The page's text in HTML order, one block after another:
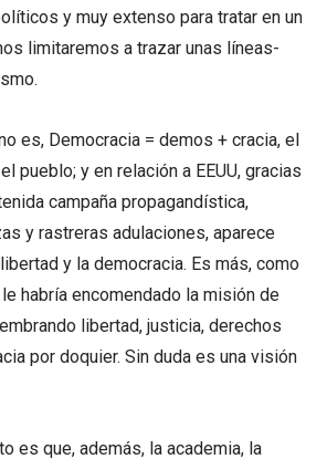
y muy extenso para tratar en un
limitaremos a trazar unas líneas-
es, Democracia = demos + cracia, el
pueblo; y en relación a EEUU, gracias
campaña propagandística,
y rastreras adulaciones, aparece
y la democracia. Es más, como
habría encomendado la misión de
libertad, justicia, derechos
por doquier. Sin duda es una visión
es que, además, la academia, la